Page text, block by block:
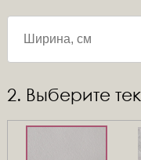
2. Выберите